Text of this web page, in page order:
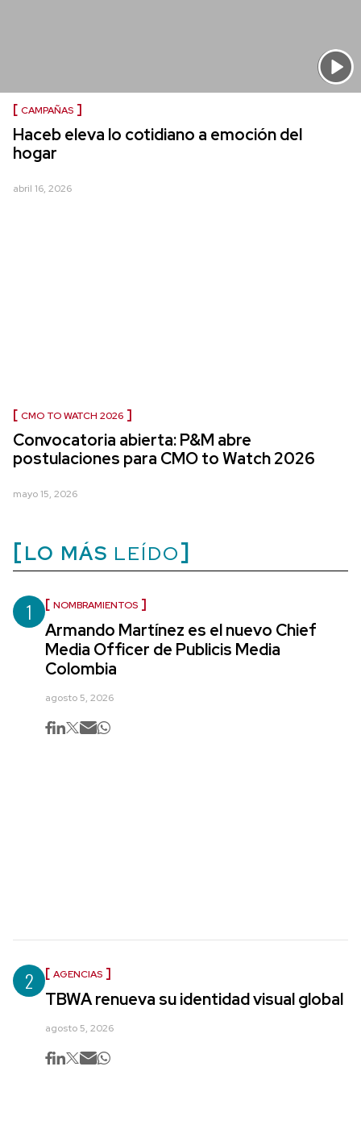
CAMPAÑAS
Haceb eleva lo cotidiano a emoción del
hogar
abril 16, 2026
CMO TO WATCH 2026
Convocatoria abierta: P&M abre
postulaciones para CMO to Watch 2026
mayo 15, 2026
LO MÁS LEÍDO
1 NOMBRAMIENTOS
Armando Martínez es el nuevo Chief
Media Officer de Publicis Media
Colombia
agosto 5, 2026
2 AGENCIAS
TBWA renueva su identidad visual global
agosto 5, 2026